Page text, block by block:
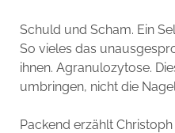
Schuld und Scham. Ein
So vieles das
ihnen. Agranulozytose.
umbringen, nicht die
Packend erzählt